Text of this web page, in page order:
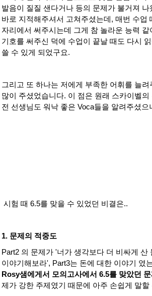
발음이 질질 샌다거나 등의 문제가 불거져
바로 지적해주셔서 고쳐주셨는데, 매번 수업
자리에서 써주시는데 그게 참 놀라운 능력
기호를 써주신 덕에 수업이 끝날 때도 다시
쓸 수 있게 되었구요.
그리고 또 하나는 저에게 부족한 어휘를 늘
많이 주셨었습니다. 이 점은 원래 스카이벨의
전 선생님도 워낙 좋은 Voca들을 알려주셨으
시험 때 6.5를 맞을 수 있었던 비결은..
1. 문제의 적중도
Part2 의 문제가 '너가 생각보다 더 비싸게 산
이야기해보라', Part3는 돈에 대한 이야기 였
Rosy샘에게서 모의고사에서 6.5를 맞았던 문
제가 강한 주제였기 때문에 아주 손쉽게 말할